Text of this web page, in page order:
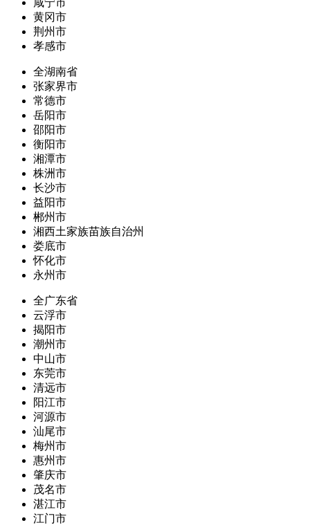
咸宁市
黄冈市
荆州市
孝感市
全湖南省
张家界市
常德市
岳阳市
邵阳市
衡阳市
湘潭市
株洲市
长沙市
益阳市
郴州市
湘西土家族苗族自治州
娄底市
怀化市
永州市
全广东省
云浮市
揭阳市
潮州市
中山市
东莞市
清远市
阳江市
河源市
汕尾市
梅州市
惠州市
肇庆市
茂名市
湛江市
江门市